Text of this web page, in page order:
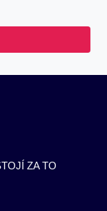
ZA TO